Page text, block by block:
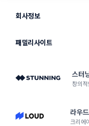
회사정보
패밀리사이트
스터
창의
라우
크리에